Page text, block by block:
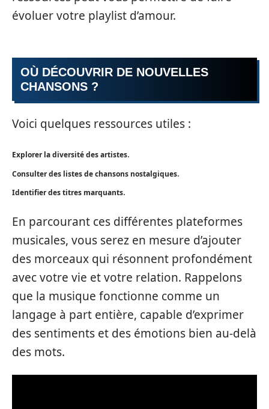
évoluer votre playlist d’amour.
OÙ DÉCOUVRIR DE NOUVELLES
CHANSONS ?
Voici quelques ressources utiles :
Explorer la diversité des artistes.
Consulter des listes de chansons nostalgiques.
Identifier des titres marquants.
En parcourant ces différentes plateformes
musicales, vous serez en mesure d’ajouter
des morceaux qui résonnent profondément
avec votre vie et votre relation. Rappelons
que la musique fonctionne comme un
langage à part entière, capable d’exprimer
des sentiments et des émotions bien au-delà
des mots.